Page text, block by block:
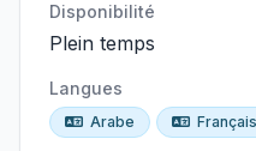
Disponibilité
Plein temps
Langues
Arabe Français